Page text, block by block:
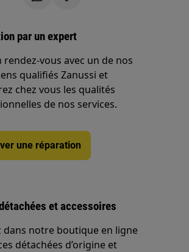
par un expert
rendez-vous avec un de nos
qualifiés Zanussi et
chez vous les qualités
de nos services.
une réparation
et accessoires
dans notre boutique en ligne
détachées d’origine et